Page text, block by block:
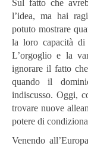
Sul fatto che
l’idea, ma hai
potuto mostrare
la loro capacità di
L’orgoglio e la
ignorare il fatto
quando il
indiscusso. Oggi,
trovare nuove
potere di
Venendo